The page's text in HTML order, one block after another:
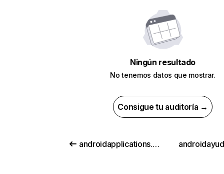
Ningún resultado
No tenemos datos que mostrar.
Consigue tu auditoría →
androidapplications.store